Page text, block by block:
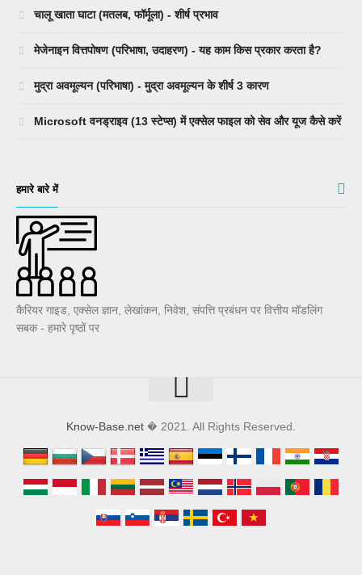
चालू खाता घाटा (मतलब, फॉर्मूला) - शीर्ष प्रभाव
मेजेनाइन वित्तपोषण (परिभाषा, उदाहरण) - यह काम किस प्रकार करता है?
मुद्रा अवमूल्यन (परिभाषा) - मुद्रा अवमूल्यन के शीर्ष 3 कारण
Microsoft वनड्राइव (13 स्टेप्स) में एक्सेल फाइल को सेव और यूज कैसे करें
हमारे बारे में
कैरियर गाइड, एक्सेल ज्ञान, लेखांकन, निवेश, संपत्ति प्रबंधन पर वित्तीय मॉडलिंग
सबक - हमारे पृष्ठों पर
Know-Base.net � 2021. All Rights Reserved.